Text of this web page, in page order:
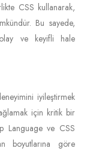
CSS kullanarak,
Bu sayede,
ve keyifli hale
iyileştirmek
için kritik bir
Language ve CSS
boyutlarına göre